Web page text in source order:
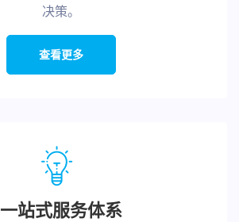
决策。
查看更多
一站式服务体系